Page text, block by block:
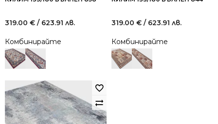
319.00 € / 623.91 лв.
Комбинирайте
319.00 € / 623.91 лв.
Комбинирайте